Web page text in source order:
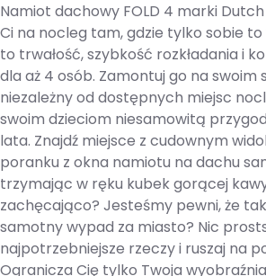
Namiot dachowy FOLD 4 marki
Ci na nocleg tam, gdzie tylko sobie to
to trwałość, szybkość rozkładania i
dla aż 4 osób. Zamontuj go na swoim
niezależny od dostępnych miejsc
swoim dzieciom niesamowitą
lata. Znajdź miejsce z cudownym
poranku z okna namiotu na dachu
trzymając w ręku kubek gorącej
zachęcająco? Jesteśmy pewni, że
samotny wypad za miasto? Nic
najpotrzebniejsze rzeczy i ruszaj na
Ogranicza Cię tylko Twoja